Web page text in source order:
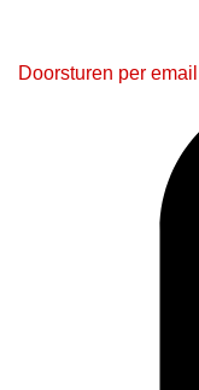
Doorsturen per email